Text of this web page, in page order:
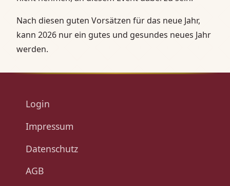
Nach diesen guten Vorsätzen für das neue Jahr,
kann 2026 nur ein gutes und gesundes neues Jahr
werden.
Login
Impressum
Datenschutz
AGB